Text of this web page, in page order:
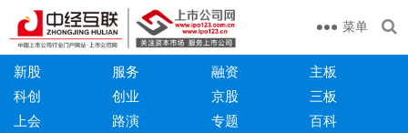
菜单
新股 服务 融资
主板
科创
创业 京股
三板
上会
路演 专题 百科